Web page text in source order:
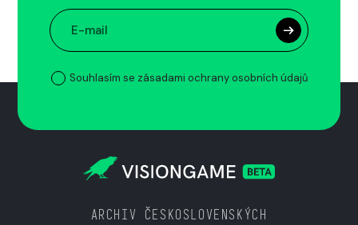
Souhlasím se zásadami ochrany osobních údajů
ARCHIV ČESKOSLOVENSKÝCH